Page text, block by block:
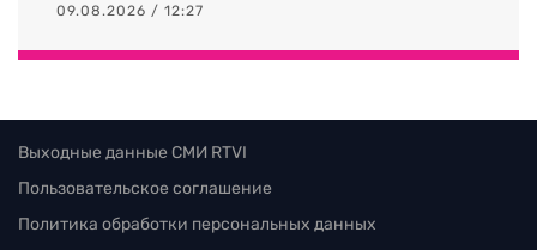
09.08.2026 / 12:27
Выходные данные СМИ RTVI
Пользовательское соглашение
Политика обработки персональных данных